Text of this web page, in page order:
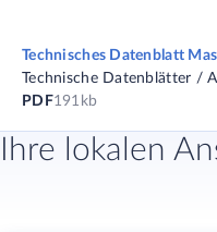
Technisches Datenblatt
Technische Datenblätter /
PDF191kb
Ihre lokalen